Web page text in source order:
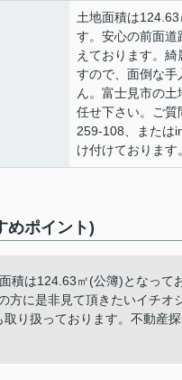
土地面積は
す。安心の前面
えております。
すので、面倒な手
ん。富士見市の
任せ下さい。ご
259-108、または
け付けております。
めポイント)
積は124.63㎡(公簿)となって
方に是非見て頂きたいイチオ
り扱っております。不動産